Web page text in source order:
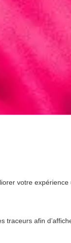
votre
traceurs afin